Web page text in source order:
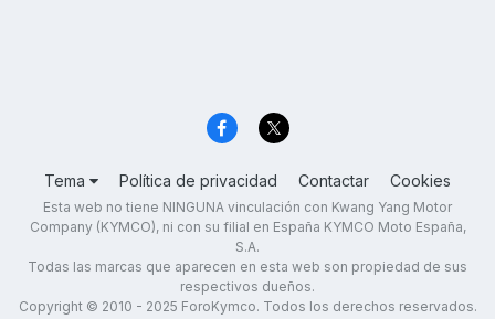
Tema Política de privacidad Contactar Cookies
Esta web no tiene NINGUNA vinculación con Kwang Yang Motor
Company (KYMCO), ni con su filial en España KYMCO Moto España,
S.A.
Todas las marcas que aparecen en esta web son propiedad de sus
respectivos dueños.
Copyright © 2010 - 2025 ForoKymco. Todos los derechos reservados.